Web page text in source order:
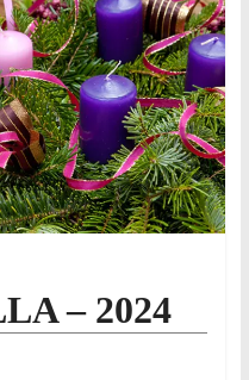
– 2024